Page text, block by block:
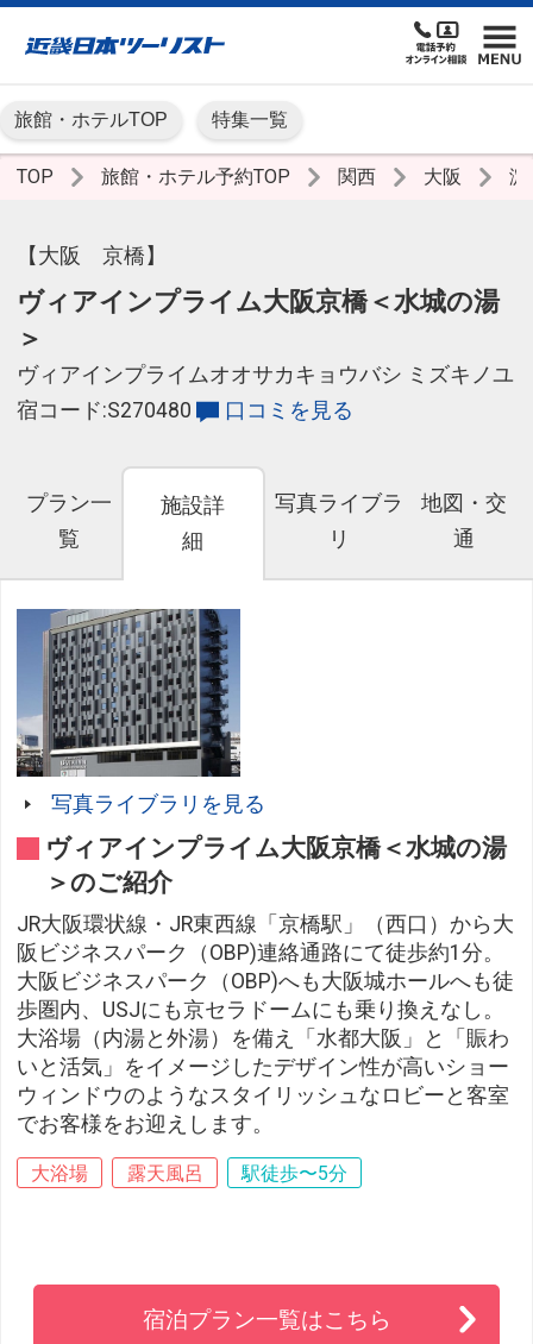
旅館・ホテルTOP 特集一覧
TOP 旅館・ホテル予約TOP 関西 大阪 淀
【大阪 京橋】
ヴィアインプライム大阪京橋＜水城の湯
＞
ヴィアインプライムオオサカキョウバシ ミズキノユ
宿コード:S270480
口コミを見る
プラン一
覧
施設詳
細
写真ライブラ
リ
地図・交
通
写真ライブラリを見る
ヴィアインプライム大阪京橋＜水城の湯
＞のご紹介
JR大阪環状線・JR東西線「京橋駅」（西口）から大
阪ビジネスパーク（OBP)連絡通路にて徒歩約1分。
大阪ビジネスパーク（OBP)へも大阪城ホールへも徒
歩圏内、USJにも京セラドームにも乗り換えなし。
大浴場（内湯と外湯）を備え「水都大阪」と「賑わ
いと活気」をイメージしたデザイン性が高いショー
ウィンドウのようなスタイリッシュなロビーと客室
でお客様をお迎えします。
大浴場 露天風呂 駅徒歩〜5分
宿泊プラン一覧はこちら